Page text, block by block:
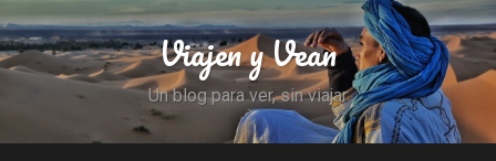
Viajen y Vean
Un blog para ver, sin viajar